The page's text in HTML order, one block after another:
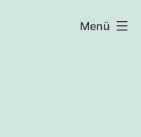
Menü